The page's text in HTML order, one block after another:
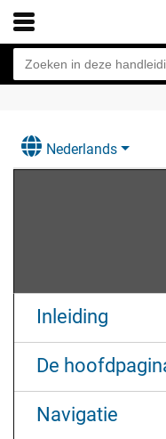
Nederlands
Inleiding
De
Navigatie